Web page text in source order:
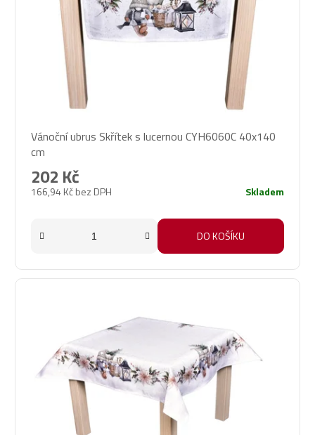
Vánoční ubrus Skřítek s lucernou CYH6060C 40x140
cm
166,94 Kč bez DPH
202 Kč
Skladem
DO KOŠÍKU